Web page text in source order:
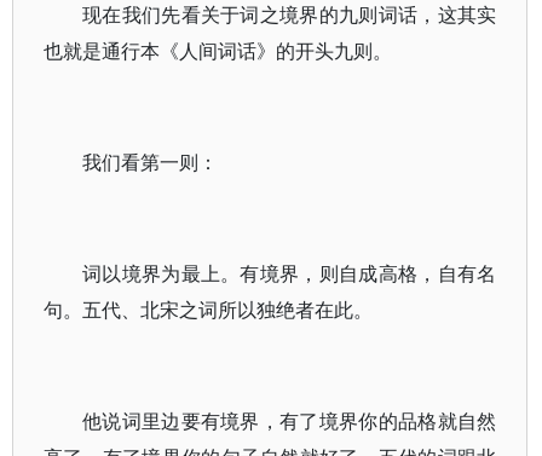
现在我们先看关于词之境界的九则词话，这其实
也就是通行本《人间词话》的开头九则。
我们看第一则：
词以境界为最上。有境界，则自成高格，自有名
句。五代、北宋之词所以独绝者在此。
他说词里边要有境界，有了境界你的品格就自然